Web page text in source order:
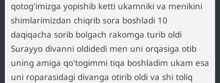
qotog'imizga yopishib ketti ukamniki va menikini
shimlarimizdan chiqrib sora boshladi 10
daqiqacha sorib bolgach rakomga turib oldi
Surayyo divanni oldidedi men uni orqasiga otib
uning amiga qo'togimmi tiqa boshladim ukam esa
uni roparasidagi divanga otirib oldi va shi toliq